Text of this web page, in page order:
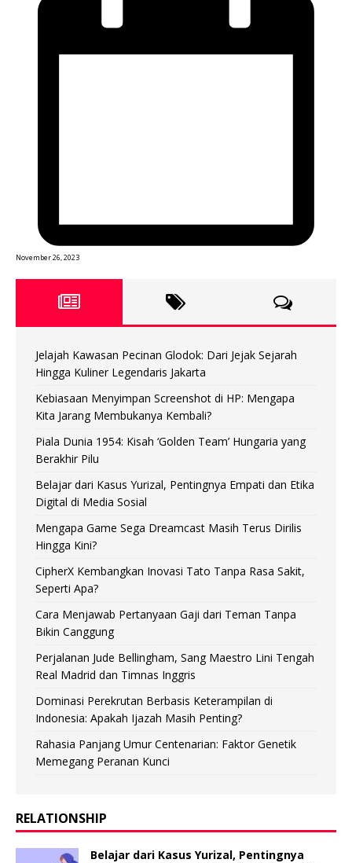
November 26, 2023
Jelajah Kawasan Pecinan Glodok: Dari Jejak Sejarah
Hingga Kuliner Legendaris Jakarta
Kebiasaan Menyimpan Screenshot di HP: Mengapa
Kita Jarang Membukanya Kembali?
Piala Dunia 1954: Kisah ‘Golden Team’ Hungaria yang
Berakhir Pilu
Belajar dari Kasus Yurizal, Pentingnya Empati dan Etika
Digital di Media Sosial
Mengapa Game Sega Dreamcast Masih Terus Dirilis
Hingga Kini?
CipherX Kembangkan Inovasi Tato Tanpa Rasa Sakit,
Seperti Apa?
Cara Menjawab Pertanyaan Gaji dari Teman Tanpa
Bikin Canggung
Perjalanan Jude Bellingham, Sang Maestro Lini Tengah
Real Madrid dan Timnas Inggris
Dominasi Perekrutan Berbasis Keterampilan di
Indonesia: Apakah Ijazah Masih Penting?
Rahasia Panjang Umur Centenarian: Faktor Genetik
Memegang Peranan Kunci
RELATIONSHIP
Belajar dari Kasus Yurizal, Pentingnya